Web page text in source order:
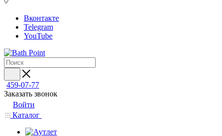
Вконтакте
Telegram
YouTube
459-07-77
Заказать звонок
Войти
Каталог